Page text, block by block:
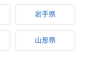
岩手県
山形県